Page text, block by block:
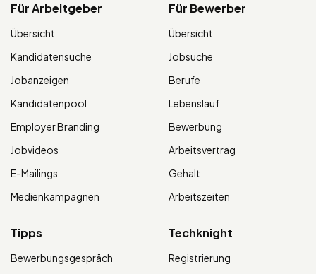
Für Arbeitgeber
Übersicht
Kandidatensuche
Jobanzeigen
Kandidatenpool
Employer Branding
Jobvideos
E-Mailings
Medienkampagnen
Für Bewerber
Übersicht
Jobsuche
Berufe
Lebenslauf
Bewerbung
Arbeitsvertrag
Gehalt
Arbeitszeiten
Tipps
Bewerbungsgespräch
Techknight
Registrierung